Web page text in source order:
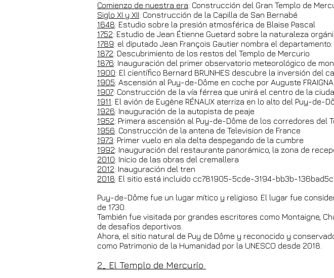
Comienzo de nuestra era: Construcción del Gran Templo de
Siglo XI y XII: Construcción de la Capilla de San Bernabé
1648: Estudio sobre la presión atmosférica de Blaise Pascal
1752: Estudio de Jean Étienne Guetard sobre la naturaleza
1789: el diputado Jean François Gautier nombra el departamento:
1872: Descubrimiento de los restos del Templo de Mercurio
1876: Inauguración del primer observatorio meteorológico de
1900: El científico Bernard BRUNHES descubre la inversión del
1905: Ascensión al Puy-de-Dôme en coche por Auguste
1907: Construcción de la vía férrea que unirá el centro de la
1911: El avión de Eugène RÉNAUX aterriza en lo alto del Puy-de-
1926: Inauguración de la autopista de peaje
1952: Primera ascensión al Puy-de-Dôme de los corredores del
1956: Construcción de la antena de Television de France
1973: Primer vuelo en ala delta despegando de la cumbre
1992: Inauguración del restaurante panorámico, la zona de
2010: Inicio de las obras del cremallera
2012: Inauguración del tren
2018: El sitio está incluido cc781905-5cde-3194-bb3b-
Puy-de-Dôme fue un lugar mítico y religioso. El lugar fue
de 1730.
También fue visitada por grandes escritores como Montaigne,
de desafíos deportivos.
Ahora, el sitio natural de Puy de Dôme y reconocido y
como Patrimonio de la Humanidad por la UNESCO desde 2018.
2_ El Templo de Mercurio